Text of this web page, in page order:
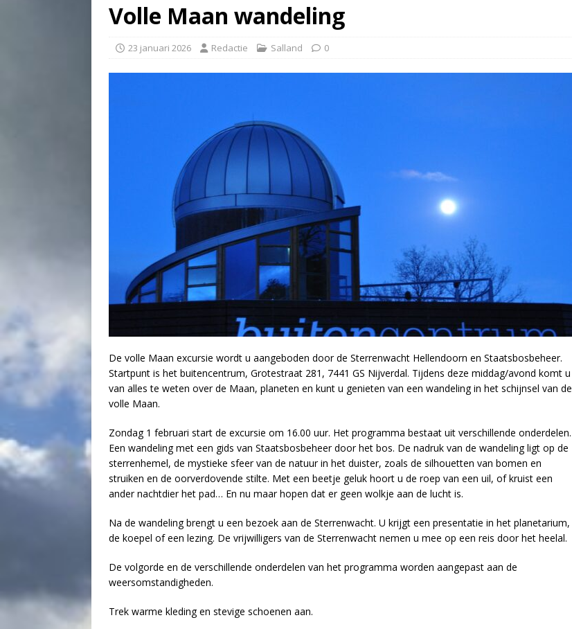
Volle Maan wandeling
23 januari 2026 Redactie Salland 0
De volle Maan excursie wordt u aangeboden door de Sterrenwacht Hellendoorn en Staatsbosbeheer.
Startpunt is het buitencentrum, Grotestraat 281, 7441 GS Nijverdal. Tijdens deze middag/avond komt u
van alles te weten over de Maan, planeten en kunt u genieten van een wandeling in het schijnsel van de
volle Maan.
Zondag 1 februari start de excursie om 16.00 uur. Het programma bestaat uit verschillende onderdelen.
Een wandeling met een gids van Staatsbosbeheer door het bos. De nadruk van de wandeling ligt op de
sterrenhemel, de mystieke sfeer van de natuur in het duister, zoals de silhouetten van bomen en
struiken en de oorverdovende stilte. Met een beetje geluk hoort u de roep van een uil, of kruist een
ander nachtdier het pad… En nu maar hopen dat er geen wolkje aan de lucht is.
Na de wandeling brengt u een bezoek aan de Sterrenwacht. U krijgt een presentatie in het planetarium,
de koepel of een lezing. De vrijwilligers van de Sterrenwacht nemen u mee op een reis door het heelal.
De volgorde en de verschillende onderdelen van het programma worden aangepast aan de
weersomstandigheden.
Trek warme kleding en stevige schoenen aan.